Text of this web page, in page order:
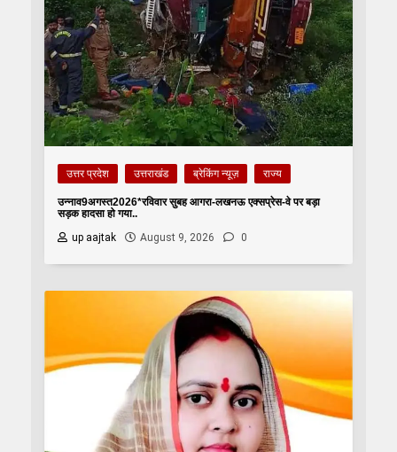
उत्तर प्रदेश उत्तराखंड ब्रेकिंग न्यूज़ राज्य
उन्नाव9अगस्त2026*रविवार सुबह आगरा-लखनऊ एक्सप्रेस-वे पर बड़ा
सड़क हादसा हो गया..
up aajtak
August 9, 2026 0